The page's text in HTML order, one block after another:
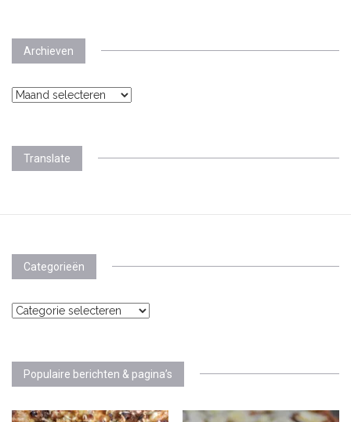
Archieven
Archieven
Translate
Categorieën
Categorieën
Populaire berichten & pagina’s